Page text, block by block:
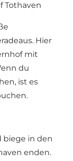
Tothaven
Hier
mit
du
ist es
biege in den
enden.